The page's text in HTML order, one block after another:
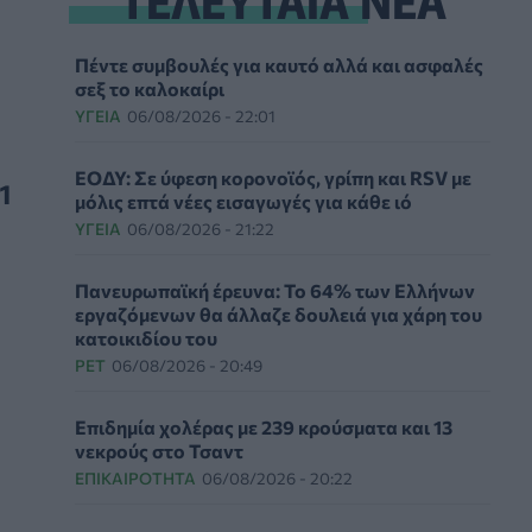
Πέντε συμβουλές για καυτό αλλά και ασφαλές
σεξ το καλοκαίρι
ΥΓΕΊΑ 06/08/2026 - 22:01
ΕΟΔΥ: Σε ύφεση κορονοϊός, γρίπη και RSV με
μόλις επτά νέες εισαγωγές για κάθε ιό
ΥΓΕΊΑ 06/08/2026 - 21:22
Πανευρωπαϊκή έρευνα: Το 64% των Ελλήνων
εργαζόμενων θα άλλαζε δουλειά για χάρη του
κατοικιδίου του
PET 06/08/2026 - 20:49
Επιδημία χολέρας με 239 κρούσματα και 13
νεκρούς στο Τσαντ
ΕΠΙΚΑΙΡΌΤΗΤΑ 06/08/2026 - 20:22